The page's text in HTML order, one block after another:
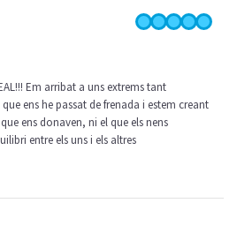
Em arribat a uns extrems tant
ens he passat de frenada i estem creant
ens donaven, ni el que els nens
entre els uns i els altres